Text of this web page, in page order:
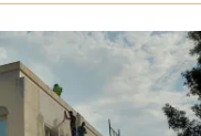
زيارة أول مرة في الدولة.